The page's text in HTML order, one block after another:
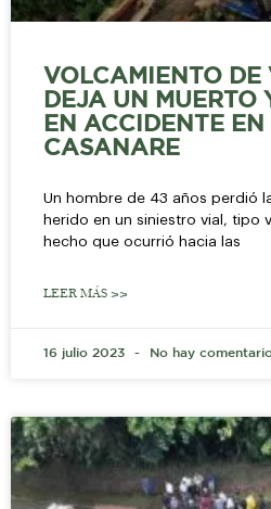
VOLCAMIENTO DE
DEJA UN MUERTO
EN ACCIDENTE
CASANARE
Un hombre de 43 años perdió
herido en un siniestro vial, tipo
hecho que ocurrió hacia las
LEER MÁS >>
16 julio 2023 No hay